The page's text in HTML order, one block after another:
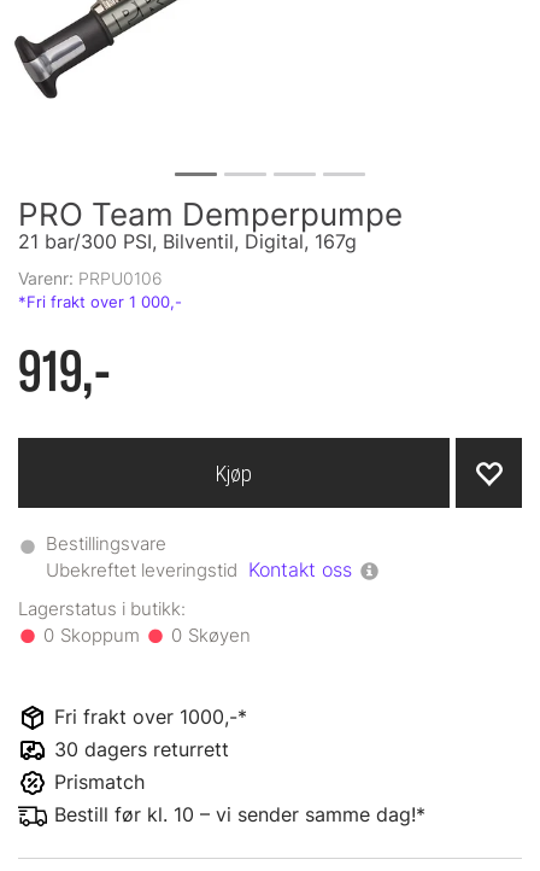
PRO Team Demperpumpe
21 bar/300 PSI, Bilventil, Digital, 167g
Varenr: PRPU0106
919,-
Bestillingsvare
Ubekreftet leveringstid Kontakt oss
0 0
Kjøp
Fri frakt over 1000,-*
30 dagers returrett
Prismatch
Bestill før kl. 10 – vi sender samme dag!*